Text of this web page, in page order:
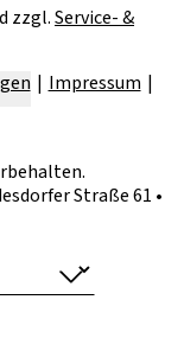
zzgl.Service- &
Impressum
Straße 61 •